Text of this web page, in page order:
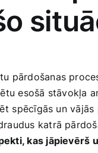
pārdošanas
esošā stāvokļa
⁤spēcīgās un vājās
‍katrā
kas jāpievērš